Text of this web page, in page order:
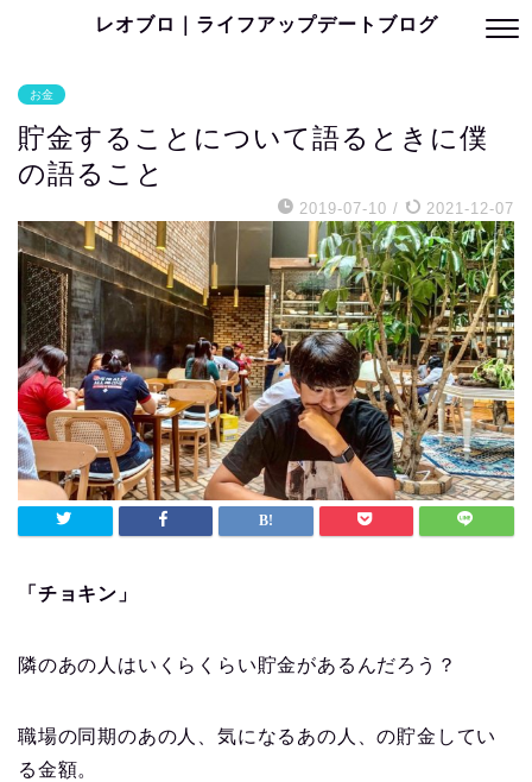
レオブロ｜ライフアップデートブログ
お金
貯金することについて語るときに僕
の語ること
2019-07-10 / 2021-12-07
「チョキン」
隣のあの人はいくらくらい貯金があるんだろう？
職場の同期のあの人、気になるあの人、の貯金してい
る金額。